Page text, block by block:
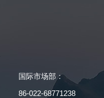
国际市场部：
86-022-68771238